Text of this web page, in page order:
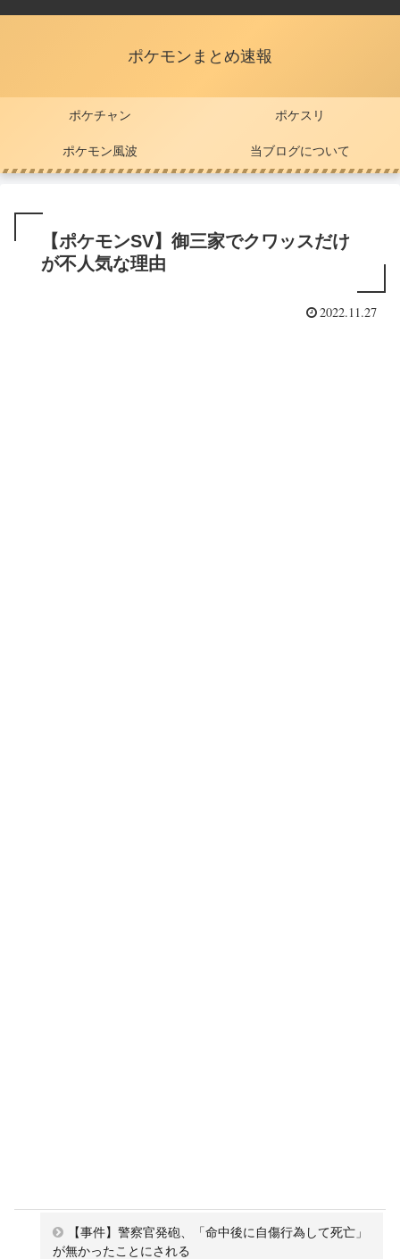
ポケモンまとめ速報
ポケチャン ポケスリ
ポケモン風波 当ブログについて
【ポケモンSV】御三家でクワッスだけ
が不人気な理由
2022.11.27
【事件】警察官発砲、「命中後に自傷行為して死亡」
が無かったことにされる